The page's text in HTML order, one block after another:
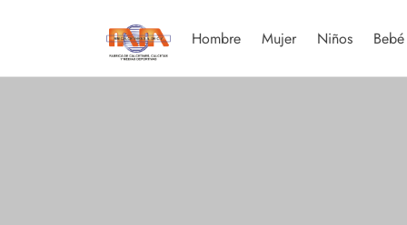
Hombre Mujer Niños Bebé